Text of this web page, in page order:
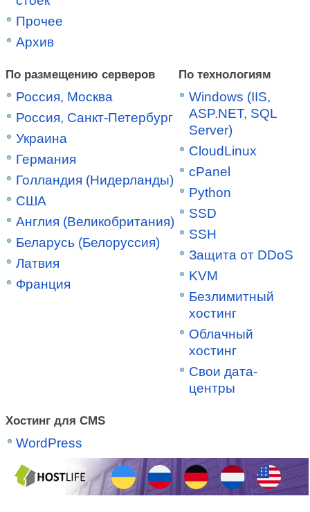
Прочее
Архив
По размещению серверов
Россия, Москва
Россия, Санкт-Петербург
Украина
Германия
Голландия (Нидерланды)
США
Англия (Великобритания)
Беларусь (Белоруссия)
Латвия
Франция
По технологиям
Windows (IIS,
ASP.NET, SQL
Server)
CloudLinux
cPanel
Python
SSD
SSH
Защита от DDoS
KVM
Безлимитный
хостинг
Облачный
хостинг
Свои дата-
центры
Хостинг для CMS
WordPress